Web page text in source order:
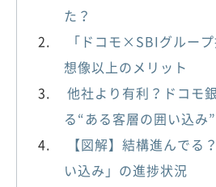
た？
「ドコモ×SBIグルー
想像以上のメリット
他社より有利？ドコモ
る“ある客層の囲い込み”
【図解】結構進んでる
い込み」の進捗状況